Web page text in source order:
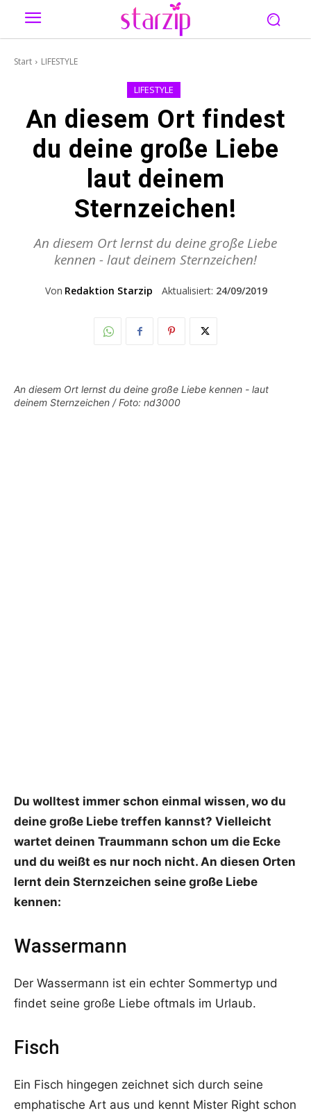
Start LIFESTYLE
LIFESTYLE
An diesem Ort findest
du deine große Liebe
laut deinem
Sternzeichen!
An diesem Ort lernst du deine große Liebe
kennen - laut deinem Sternzeichen!
Von Redaktion Starzip Aktualisiert: 24/09/2019
An diesem Ort lernst du deine große Liebe kennen - laut
deinem Sternzeichen / Foto: nd3000
Du wolltest immer schon einmal wissen, wo du
deine große Liebe treffen kannst? Vielleicht
wartet deinen Traummann schon um die Ecke
und du weißt es nur noch nicht. An diesen Orten
lernt dein Sternzeichen seine große Liebe
kennen:
Wassermann
Der Wassermann ist ein echter Sommertyp und
findet seine große Liebe oftmals im Urlaub.
Fisch
Ein Fisch hingegen zeichnet sich durch seine
emphatische Art aus und kennt Mister Right schon